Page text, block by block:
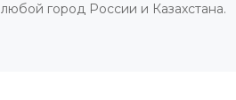
любой город России и Казахстана.